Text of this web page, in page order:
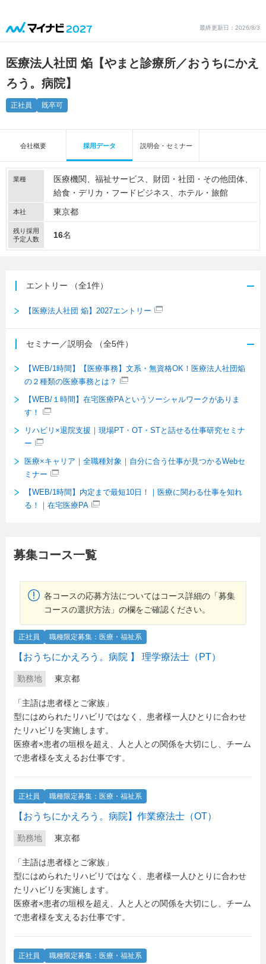
最終更新日：2026/8/3
医療法人社団 焔【やまと診療所／おうちにかえ
ろう。病院】
正社員 既卒可
会社概要 採用データ 説明会・セミナー
業種 医療機関 福祉サービス
財団・社団・その他団体
給食・デリカ・フードビジネス
ホテル・旅館
本社 東京都
残り採用
予定人数
16名
エントリー （全1件）
【医療法人社団 焔】2027エントリー
セミナー／説明会 （全5件）
【WEB/1時間】【医療事務】文系・無資格OK！医療法人社団焔
の２種類の医療事務とは？
【WEB/１時間】在宅医療PAというソーシャルワークがありま
す！
リハビリ×退院支援｜現場PT・OT・STと話せる仕事研究セミナ
ー
医療×キャリア｜全職種対象｜自分に合う仕事が見つかるWebセ
ミナー
【WEB/1時間】内定まで最短10日！｜医療に関わる仕事を知れ
る！｜在宅医療PA
募集コース一覧
各コースの応募方法についてはコース詳細の「募集
コースの選択方法」の欄をご確認ください。
正社員 職種限定募集：医療・福祉系
【おうちにかえろう。病院 】 理学療法士（PT）
勤務地 東京都
「主語は患者様とご家族」
型にはめられたリハビリではなく、患者様一人ひとりに合わせ
たリハビリを実施します。
医療者×患者の垣根を超え、人と人との関係を大切にし、チーム
で患者様を支えるお仕事です。
正社員 職種限定募集：医療・福祉系
【おうちにかえろう。病院】作業療法士（OT）
勤務地 東京都
「主語は患者様とご家族」
型にはめられたリハビリではなく、患者様一人ひとりに合わせ
たリハビリを実施します。
医療者×患者の垣根を超え、人と人との関係を大切にし、チーム
で患者様を支えるお仕事です。
正社員 職種限定募集：医療・福祉系